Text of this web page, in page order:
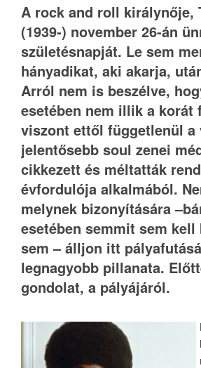
A rock and roll királynője,
(1939-) november 26-án
születésnapját. Le sem
hányadikat, aki akarja,
Arról nem is beszélve,
esetében nem illik a korát
viszont ettől függetlenül a
jelentősebb soul zenei
cikkezett és méltatták
évfordulója alkalmából.
melynek bizonyítására
esetében semmit sem
sem – álljon itt
legnagyobb pillanata.
gondolat, a pályájáról.